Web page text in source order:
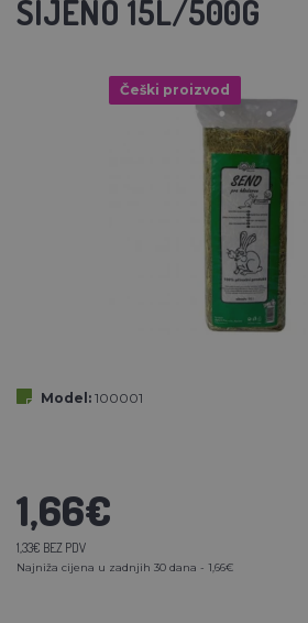
SIJENO 15L/500G
Češki proizvod
Model: 100001
1,66€
1,33€ BEZ PDV
Najniža cijena u zadnjih 30 dana - 1,66€